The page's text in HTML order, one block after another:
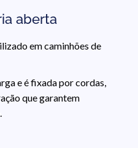
aberta
em caminhões de
e é fixada por cordas,
que garantem